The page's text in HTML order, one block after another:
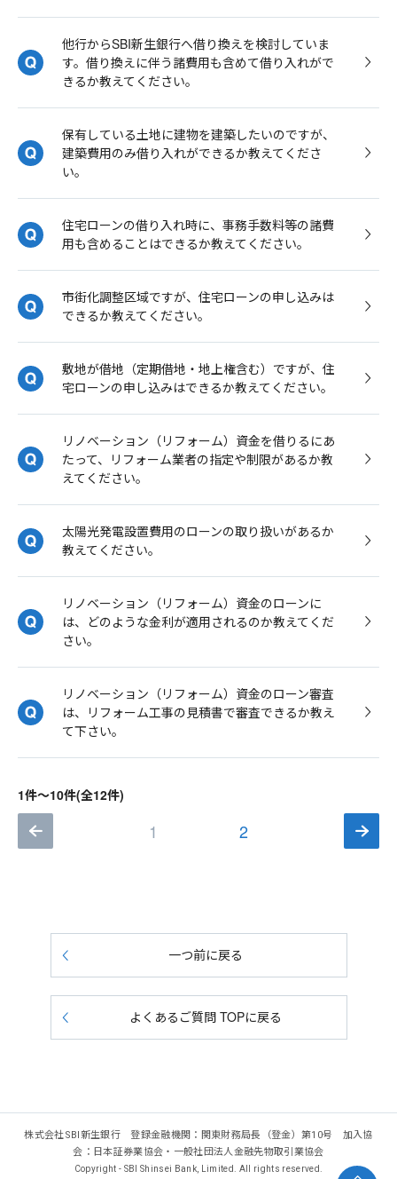
他行からSBI新生銀行へ借り換えを検討していま
す。借り換えに伴う諸費用も含めて借り入れがで
きるか教えてください。
保有している土地に建物を建築したいのですが、
建築費用のみ借り入れができるか教えてくださ
い。
住宅ローンの借り入れ時に、事務手数料等の諸費
用も含めることはできるか教えてください。
市街化調整区域ですが、住宅ローンの申し込みは
できるか教えてください。
敷地が借地（定期借地・地上権含む）ですが、住
宅ローンの申し込みはできるか教えてください。
リノベーション（リフォーム）資金を借りるにあ
たって、リフォーム業者の指定や制限があるか教
えてください。
太陽光発電設置費用のローンの取り扱いがあるか
教えてください。
リノベーション（リフォーム）資金のローンに
は、どのような金利が適用されるのか教えてくだ
さい。
リノベーション（リフォーム）資金のローン審査
は、リフォーム工事の見積書で審査できるか教え
て下さい。
1件～10件(全12件)
1 2
一つ前に戻る
よくあるご質問 TOPに戻る
株式会社SBI新生銀行 登録金融機関：関東財務局長（登金）第10号 加入協
会：日本証券業協会・一般社団法人金融先物取引業協会
Copyright - SBI Shinsei Bank, Limited. All rights reserved.